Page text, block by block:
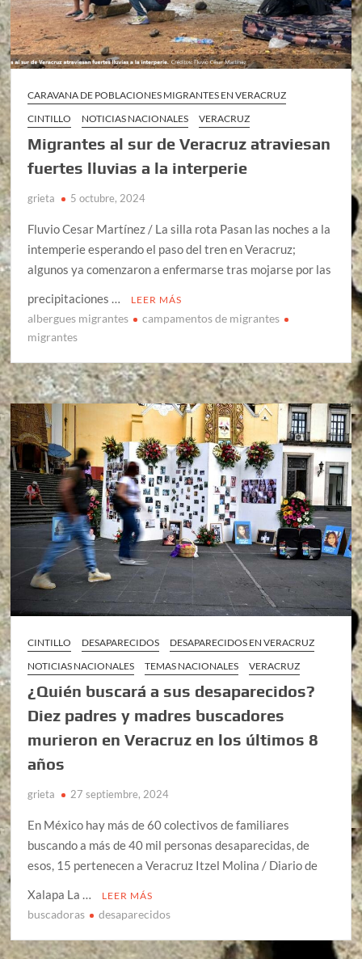
CARAVANA DE POBLACIONES MIGRANTES EN VERACRUZ
CINTILLO
NOTICIAS NACIONALES VERACRUZ
Migrantes al sur de Veracruz atraviesan
fuertes lluvias a la interperie
grieta 5 octubre, 2024
Fluvio Cesar Martínez / La silla rota Pasan las noches a la
intemperie esperando el paso del tren en Veracruz;
algunos ya comenzaron a enfermarse tras mojarse por las
precipitaciones …
LEER MÁS
albergues migrantes
campamentos de migrantes
migrantes
CINTILLO DESAPARECIDOS
DESAPARECIDOS EN VERACRUZ
NOTICIAS NACIONALES
TEMAS NACIONALES VERACRUZ
¿Quién buscará a sus desaparecidos?
Diez padres y madres buscadores
murieron en Veracruz en los últimos 8
años
grieta 27 septiembre, 2024
En México hay más de 60 colectivos de familiares
buscando a más de 40 mil personas desaparecidas, de
esos, 15 pertenecen a Veracruz Itzel Molina / Diario de
Xalapa La …
LEER MÁS
buscadoras desaparecidos